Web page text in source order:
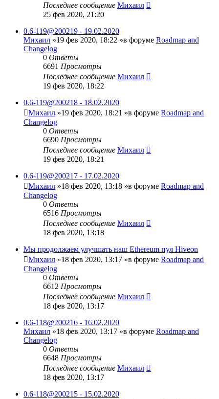
Последнее сообщение Михаил
25 фев 2020, 21:20
0.6-119@200219 - 19.02.2020
Михаил »19 фев 2020, 18:22 »в форуме Roadmap and
Changelog
0 Ответы
6691 Просмотры
Последнее сообщение Михаил
19 фев 2020, 18:22
0.6-119@200218 - 18.02.2020
Михаил »19 фев 2020, 18:21 »в форуме Roadmap and
Changelog
0 Ответы
6690 Просмотры
Последнее сообщение Михаил
19 фев 2020, 18:21
0.6-119@200217 - 17.02.2020
Михаил »18 фев 2020, 13:18 »в форуме Roadmap and
Changelog
0 Ответы
6516 Просмотры
Последнее сообщение Михаил
18 фев 2020, 13:18
Мы продолжаем улучшать наш Ethereum пул Hiveon
Михаил »18 фев 2020, 13:17 »в форуме Roadmap and
Changelog
0 Ответы
6612 Просмотры
Последнее сообщение Михаил
18 фев 2020, 13:17
0.6-118@200216 - 16.02.2020
Михаил »18 фев 2020, 13:17 »в форуме Roadmap and
Changelog
0 Ответы
6648 Просмотры
Последнее сообщение Михаил
18 фев 2020, 13:17
0.6-118@200215 - 15.02.2020